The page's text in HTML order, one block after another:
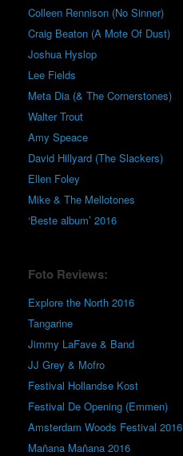
Colleen Rennison (No Sinner)
Craig Beaton (A Mote Of Dust)
Joshua Hyslop
Lee Fields
Meta Dia (& The Cornerstones)
Walter Trout
Amy Speace
David Hillyard (The Slackers)
Ellen Foley
Mike & The Mellotones
‘Beste album’ 2016
Foto Reviews:
Explore the North 2016
Tangarine
Jimmy LaFave & Band
JJ Grey & Mofro
Festival Hollandse Kost
Festival De Opening (Emmen)
Amsterdam Woods Festival 2016
Mañana Mañana 2016